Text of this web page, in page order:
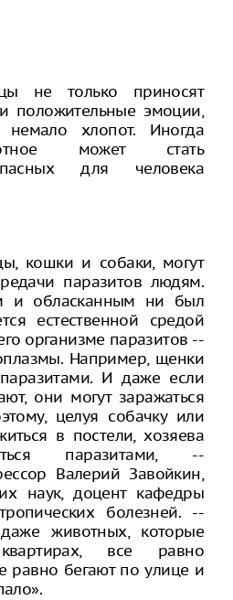
не только приносят
положительные эмоции,
хлопот. Иногда
может стать
для человека
кошки и собаки, могут
паразитов людям.
и обласканным ни был
естественной средой
организме паразитов --
Например, щенки
И даже если
они могут заражаться
целуя собачку или
в постели, хозяева
паразитами, --
Валерий Завойкин,
наук, доцент кафедры
болезней. --
животных, которые
все равно
равно бегают по улице и